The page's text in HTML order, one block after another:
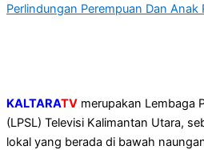
Perlindungan Perempuan Dan Anak
KALTARATV merupakan Lembaga
(LPSL) Televisi Kalimantan Utara,
lokal yang berada di bawah